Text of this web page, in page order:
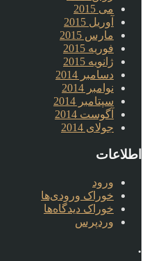
می 2015
آوریل 2015
مارس 2015
فوریه 2015
ژانویه 2015
دسامبر 2014
نوامبر 2014
سپتامبر 2014
آگوست 2014
جولای 2014
اطلاعات
ورود
خوراک ورودی‌ها
خوراک دیدگاه‌ها
وردپرس
.